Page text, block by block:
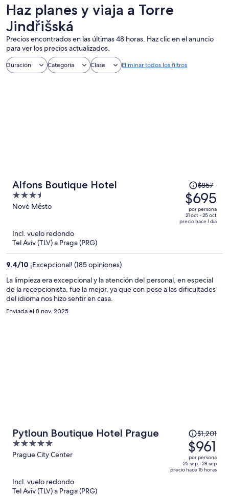
Haz planes y viaja a Torre
Jindřišská
Precios encontrados en las últimas 48 horas. Haz clic en el anuncio
para ver los precios actualizados.
Duración Categoría Clase Eliminar todos los filtros
Alfons Boutique Hotel
3.5
out
Nové Město
El
precio
era
de
$857
$695
por
$857
$695
por persona
21 oct - 25 oct
precio hace 1 día
Incl. vuelo redondo
Tel Aviv (TLV) a Praga (PRG)
9.4/10 ¡Excepcional! (185 opiniones)
La limpieza era excepcional y la atención del personal, en especial
de la recepcionista, fue la mejor, ya que con pese a las dificultades
del idioma nos hizo sentir en casa.
Enviada el 8 nov. 2025
Pytloun Boutique Hotel Prague
5
out
Prague City Center
El
precio
era
de
$1,201
$1,201
$961
por persona
25 sep - 28 sep
precio hace 15 horas
Incl. vuelo redondo
Tel Aviv (TLV) a Praga (PRG)